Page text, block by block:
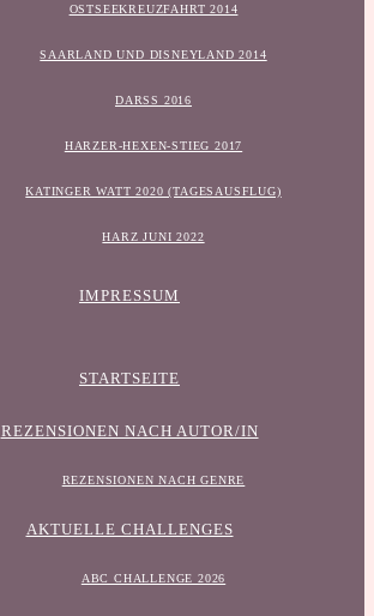
OSTSEEKREUZFAHRT 2014
SAARLAND UND DISNEYLAND 2014
DARSS 2016
HARZER-HEXEN-STIEG 2017
KATINGER WATT 2020 (TAGESAUSFLUG)
HARZ JUNI 2022
IMPRESSUM
STARTSEITE
REZENSIONEN NACH AUTOR/IN
REZENSIONEN NACH GENRE
AKTUELLE CHALLENGES
ABC CHALLENGE 2026